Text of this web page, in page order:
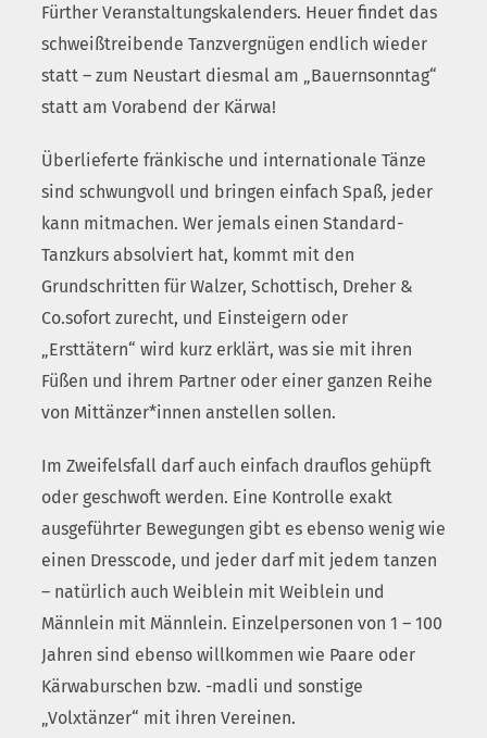
Fürther Veranstaltungskalenders. Heuer findet das
schweißtreibende Tanzvergnügen endlich wieder
statt – zum Neustart diesmal am „Bauernsonntag“
statt am Vorabend der Kärwa!
Überlieferte fränkische und internationale Tänze
sind schwungvoll und bringen einfach Spaß, jeder
kann mitmachen. Wer jemals einen Standard-
Tanzkurs absolviert hat, kommt mit den
Grundschritten für Walzer, Schottisch, Dreher &
Co.sofort zurecht, und Einsteigern oder
„Ersttätern“ wird kurz erklärt, was sie mit ihren
Füßen und ihrem Partner oder einer ganzen Reihe
von Mittänzer*innen anstellen sollen.
Im Zweifelsfall darf auch einfach drauflos gehüpft
oder geschwoft werden. Eine Kontrolle exakt
ausgeführter Bewegungen gibt es ebenso wenig wie
einen Dresscode, und jeder darf mit jedem tanzen
– natürlich auch Weiblein mit Weiblein und
Männlein mit Männlein. Einzelpersonen von 1 – 100
Jahren sind ebenso willkommen wie Paare oder
Kärwaburschen bzw. -madli und sonstige
„Volxtänzer“ mit ihren Vereinen.